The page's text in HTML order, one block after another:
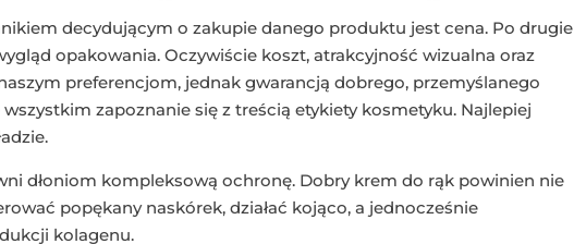
decydującym o zakupie danego produktu jest cena. Po drugie
opakowania. Oczywiście koszt, atrakcyjność wizualna oraz
preferencjom, jednak gwarancją dobrego, przemyślanego
zapoznanie się z treścią etykiety kosmetyku. Najlepiej
dłoniom kompleksową ochronę. Dobry krem do rąk powinien nie
popękany naskórek, działać kojąco, a jednocześnie
kolagenu.